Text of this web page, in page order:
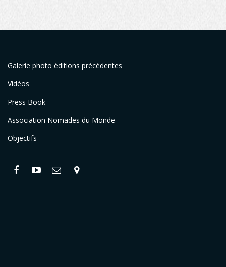
Galerie photo éditions précédentes
Vidéos
Press Book
Association Nomades du Monde
Objectifs